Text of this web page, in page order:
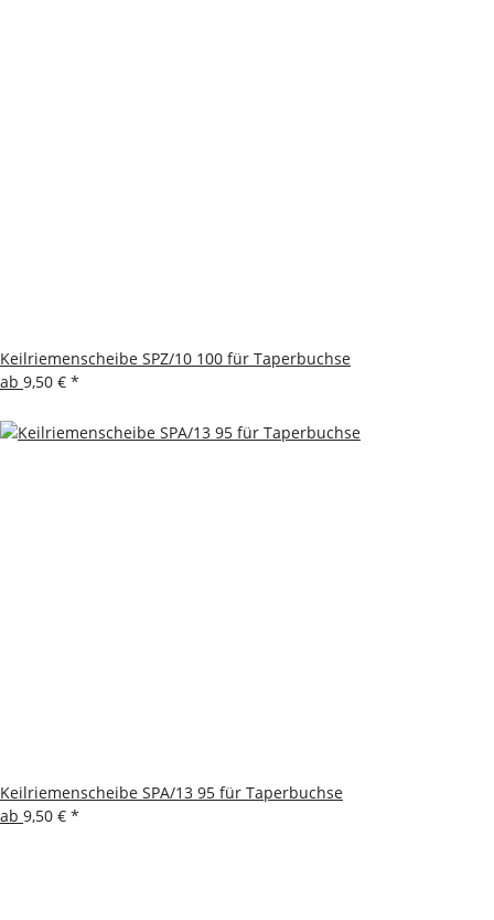
Keilriemenscheibe SPZ/10 100 für Taperbuchse
ab 9,50 € *
Keilriemenscheibe SPA/13 95 für Taperbuchse
ab 9,50 € *